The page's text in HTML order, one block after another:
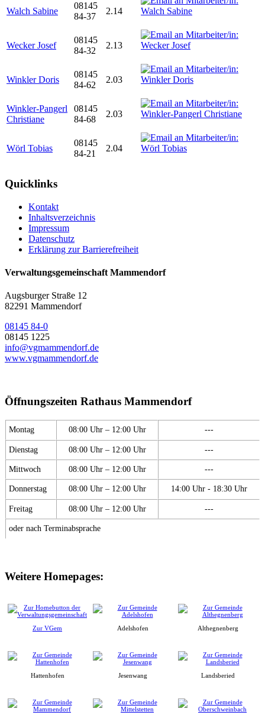
Walch Sabine
08145
84-37
2.14
Wecker Josef
08145
84-32
2.13
Winkler Doris
08145
84-62
2.03
Winkler-Pangerl
Christiane
08145
84-68
2.03
Wörl Tobias
08145
84-21
2.04
Quicklinks
Kontakt
Inhaltsverzeichnis
Impressum
Datenschutz
Erklärung zur Barrierefreiheit
Verwaltungsgemeinschaft Mammendorf
Augsburger Straße 12
82291 Mammendorf
08145 84-0
08145 1225
info@vgmammendorf.de
www.vgmammendorf.de
Öffnungszeiten Rathaus Mammendorf
Montag 08:00 Uhr – 12:00 Uhr ---
Dienstag 08:00 Uhr – 12:00 Uhr ---
Mittwoch 08:00 Uhr – 12:00 Uhr ---
Donnerstag 08:00 Uhr – 12:00 Uhr 14:00 Uhr - 18:30 Uhr
Freitag 08:00 Uhr – 12:00 Uhr ---
oder nach Terminabsprache
Weitere Homepages:
Zur VGem Adelshofen Althegnenberg
Hattenhofen Jesenwang Landsberied